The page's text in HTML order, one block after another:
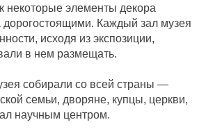
некоторые элементы декора
дорогостоящими. Каждый зал музея
исходя из экспозиции,
в нем размещать.
собирали со всей страны —
семьи, дворяне, купцы, церкви,
научным центром.